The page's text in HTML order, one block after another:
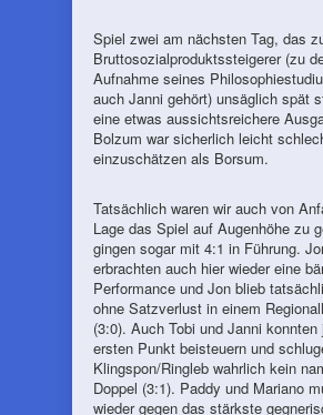
Spiel zwei am nächsten Tag, das
Bruttosozialproduktssteigerer (zu
Aufnahme seines
auch Janni gehört) unsäglich spät
eine etwas aussichtsreichere
Bolzum war sicherlich leicht
einzuschätzen als Borsum.
Tatsächlich waren wir auch von
Lage das Spiel auf Augenhöhe zu
gingen sogar mit 4:1 in Führung.
erbrachten auch hier wieder eine
Performance und Jon blieb
ohne Satzverlust in einem
(3:0). Auch Tobi und Janni
ersten Punkt beisteuern und
Klingspon/Ringleb wahrlich kein
Doppel (3:1). Paddy und Mariano
wieder gegen das stärkste